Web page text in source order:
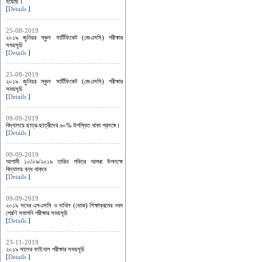
[Details ]
25-08-2019
২০১৯ জুনিয়র স্কুল সার্টিফিকেট (জেএসসি) পরীক্ষার
সময়সূচি
[Details ]
25-08-2019
২০১৯ জুনিয়র স্কুল সার্টিফিকেট (জেএসসি) পরীক্ষার
সময়সূচি
[Details ]
09-09-2019
বিদ্যালয়ে ছাত্র-ছাত্রীদের ৬০% উপস্থিত থাকা প্রসঙ্গে।
[Details ]
09-09-2019
আগামী ১০/০৯/২০১৯ তারিখ পবিত্র আশুরা উপলক্ষে
বিদ্যালয় বন্ধ থাকবে
[Details ]
09-09-2019
২০১৯ সনের এসএসসি ও দাখিল (ভোক) শিক্ষাক্রমের নবম
শ্রেণি সমাপনি পরীক্ষার সময়সূচি
[Details ]
23-11-2019
২০১৯ সালের ফাইনাল পরীক্ষার সময়সূচি
[Details ]